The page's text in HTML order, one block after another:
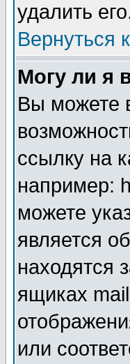
удалить
Вернуться
Могу ли я
Вы можете
ссылку на
например:
можете
является
находятся
ящиках
или